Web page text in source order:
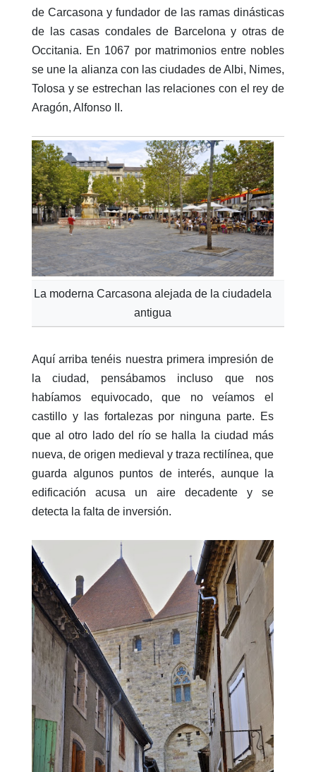
de Carcasona y fundador de las ramas dinásticas
de las casas condales de Barcelona y otras de
Occitania. En 1067 por matrimonios entre nobles
se une la alianza con las ciudades de Albi, Nimes,
Tolosa y se estrechan las relaciones con el rey de
Aragón, Alfonso II.
La moderna Carcasona alejada de la ciudadela
antigua
Aquí arriba tenéis nuestra primera impresión de
la ciudad, pensábamos incluso que nos
habíamos equivocado, que no veíamos el
castillo y las fortalezas por ninguna parte. Es
que al otro lado del río se halla la ciudad más
nueva, de origen medieval y traza rectilínea, que
guarda algunos puntos de interés, aunque la
edificación acusa un aire decadente y se
detecta la falta de inversión.